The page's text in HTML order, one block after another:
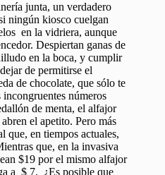
junta, un verdadero
ningún kiosco cuelgan
en la vidriera, aunque
Despiertan ganas de
en la boca, y cumplir
de permitirse el
de chocolate, que sólo te
números
de menta, el alfajor
el apetito. Pero más
que, en tiempos actuales,
que, en la invasiva
$19 por el mismo alfajor
a $ 7. ¿Es posible que